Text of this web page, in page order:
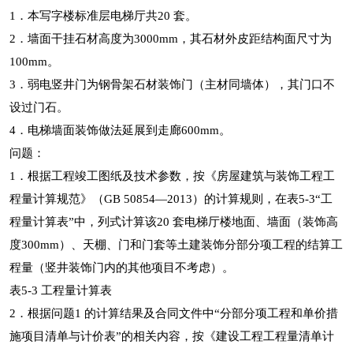
1．本写字楼标准层电梯厅共20 套。
2．墙面干挂石材高度为3000mm，其石材外皮距结构面尺寸为
100mm。
3．弱电竖井门为钢骨架石材装饰门（主材同墙体），其门口不
设过门石。
4．电梯墙面装饰做法延展到走廊600mm。
问题：
1．根据工程竣工图纸及技术参数，按《房屋建筑与装饰工程工
程量计算规范》（GB 50854—2013）的计算规则，在表5-3“工
程量计算表”中，列式计算该20 套电梯厅楼地面、墙面（装饰高
度300mm）、天棚、门和门套等土建装饰分部分项工程的结算工
程量（竖井装饰门内的其他项目不考虑）。
表5-3 工程量计算表
2．根据问题1 的计算结果及合同文件中“分部分项工程和单价措
施项目清单与计价表”的相关内容，按《建设工程工程量清单计